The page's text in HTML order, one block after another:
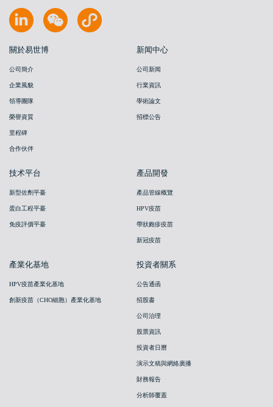
關於易世博
公司簡介
企業風貌
領導團隊
榮譽資質
里程碑
合作伙伴
新闻中心
公司新闻
行業資訊
學術論文
招標公告
技术平台
新型佐劑平臺
蛋白工程平臺
免疫評價平臺
產品開發
產品管線概覽
HPV疫苗
帶狀皰疹疫苗
新冠疫苗
產業化基地
HPV疫苗產業化基地
創新疫苗（CHO細胞）產業化基地
投資者關系
公告通函
招股書
公司治理
股票資訊
投資者日曆
演示文稿與網絡廣播
財務報告
分析師覆蓋